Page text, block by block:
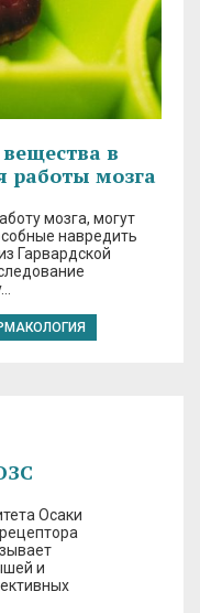
в
работы мозга
мозга, могут
навредить
Гарвардской
Осаки
и